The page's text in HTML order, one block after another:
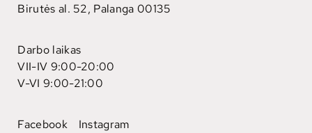
Birutės al. 52, Palanga 00135
Darbo laikas
VII-IV 9:00-20:00
V-VI 9:00-21:00
Facebook Instagram